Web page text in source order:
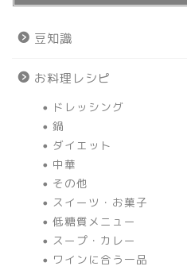
豆知識
お料理レシピ
ドレッシング
鍋
ダイエット
中華
その他
スイーツ・お菓子
低糖質メニュー
スープ・カレー
ワインに合う一品